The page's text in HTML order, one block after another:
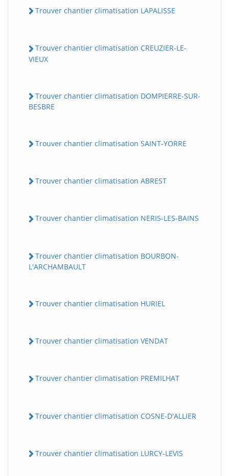
Trouver chantier climatisation LAPALISSE
Trouver chantier climatisation CREUZIER-LE-
VIEUX
Trouver chantier climatisation DOMPIERRE-SUR-
BESBRE
Trouver chantier climatisation SAINT-YORRE
Trouver chantier climatisation ABREST
Trouver chantier climatisation NERIS-LES-BAINS
Trouver chantier climatisation BOURBON-
L'ARCHAMBAULT
Trouver chantier climatisation HURIEL
Trouver chantier climatisation VENDAT
Trouver chantier climatisation PREMILHAT
Trouver chantier climatisation COSNE-D'ALLIER
Trouver chantier climatisation LURCY-LEVIS